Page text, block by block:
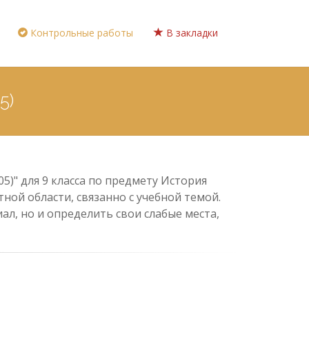
Контрольные работы В закладки
для 9 класса по предмету История
области, связанно с учебной темой.
но и определить свои слабые места,